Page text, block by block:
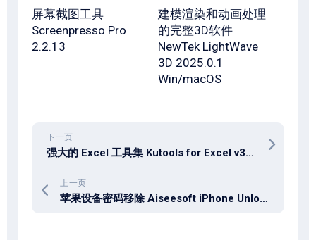
屏幕截图工具
Screenpresso Pro
2.2.13
建模渲染和动画处理
的完整3D软件
NewTek LightWave
3D 2025.0.1
Win/macOS
下一页
强大的 Excel 工具集 Kutools for Excel v30.60
上一页
苹果设备密码移除 Aiseesoft iPhone Unlocker v2.1.68 win / 2.0.80 mac